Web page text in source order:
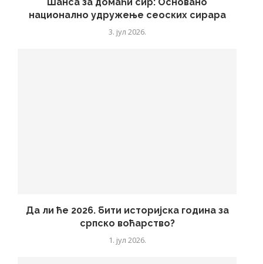
национално удружење сеоских сирара
3. јул 2026.
Да ли ће 2026. бити историјска година за
српско воћарство?
1. јул 2026.